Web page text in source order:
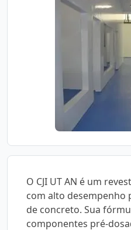
O CJI UT AN é um
com alto desempenho
de concreto. Sua
componentes pré-